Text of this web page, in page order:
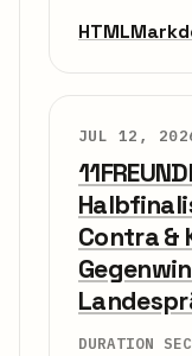
HTML
JUL 12,
Contra &
DURATION